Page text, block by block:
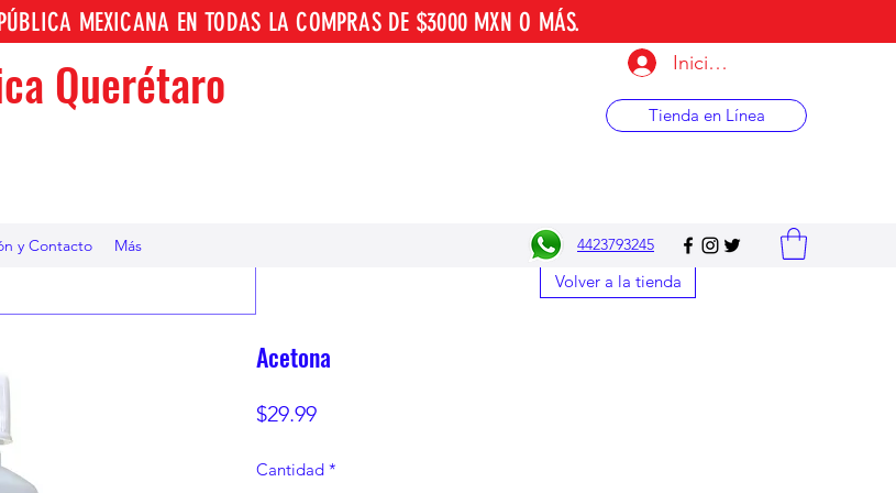
Querétaro Iniciar sesión
Tienda en Línea
y Contacto Más 4423793245
MEXICANA EN TODAS LA COMPRAS DE $3000 MXN O MÁS.
Volver a la tienda
Acetona
$29.99Precio
Cantidad *